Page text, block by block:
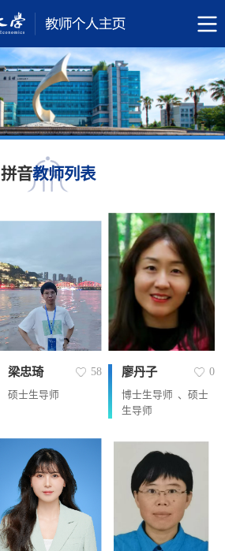
拼音教师列表
梁忠琦 58
硕士生导师
廖丹子 0
博士生导师 、硕士
生导师